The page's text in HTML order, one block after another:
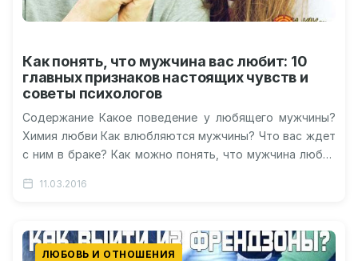
Как понять, что мужчина вас любит: 10
главных признаков настоящих чувств и
советы психологов
Содержание Какое поведение у любящего мужчины?
Химия любви Как влюбляются мужчины? Что вас ждет
с ним в браке? Как можно понять, что мужчина любит
11.03.2016
ЛЮБОВЬ И ОТНОШЕНИЯ